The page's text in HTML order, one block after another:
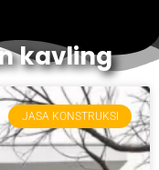
kavling
JASA KONSTRUKSI